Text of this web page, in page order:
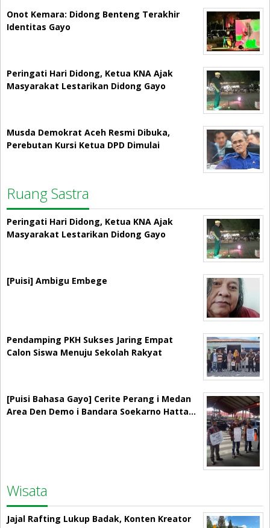
Onot Kemara: Didong Benteng Terakhir
Identitas Gayo
Peringati Hari Didong, Ketua KNA Ajak
Masyarakat Lestarikan Didong Gayo
Musda Demokrat Aceh Resmi Dibuka,
Perebutan Kursi Ketua DPD Dimulai
Ruang Sastra
Peringati Hari Didong, Ketua KNA Ajak
Masyarakat Lestarikan Didong Gayo
[Puisi] Ambigu Embege
Pendamping PKH Sukses Jaring Empat
Calon Siswa Menuju Sekolah Rakyat
[Puisi Bahasa Gayo] Cerite Perang i Medan
Area Den Demo i Bandara Soekarno Hatta…
Wisata
Jajal Rafting Lukup Badak, Konten Kreator